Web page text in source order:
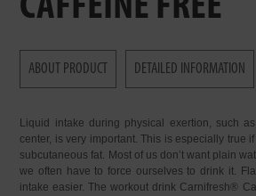
ABOUT PRODUCT DETAILED INFORMATION
Liquid intake during physical exertion, such
center, is very important. This is especially true
subcutaneous fat. Most of us don’t want plain
we often have to force ourselves to drink it.
intake easier. The workout drink Carnifresh®